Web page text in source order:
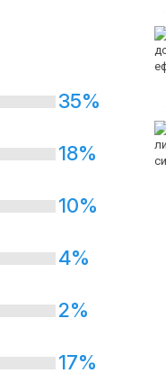
35%
18%
10%
4%
2%
17%
идентифицирани на
украинския фронт